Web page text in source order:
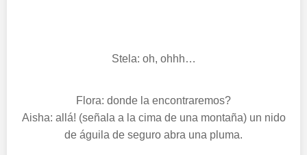
Stela: oh, ohhh…
Flora: donde la encontraremos?
Aisha: allá! (señala a la cima de una montaña) un nido
de águila de seguro abra una pluma.